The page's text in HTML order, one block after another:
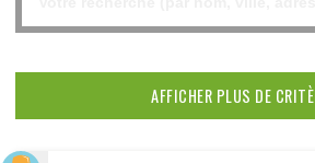
AFFICHER PLUS DE